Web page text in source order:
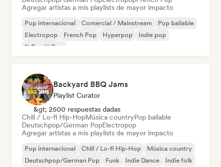
Agregar artistas a mis playlists de mayor impacto
Pop internacional Comercial / Mainstream
Pop bailable
Electropop
French Pop Hyperpop
Indie pop
K-Pop/J-Pop
Backyard BBQ Jams
Playlist Curator
&gt; 2500 respuestas dadas
Chill / Lo-fi Hip-HopMúsica countryPop bailable
Deutschpop/German PopElectropop
Agregar artistas a mis playlists de mayor impacto
Pop internacional Chill / Lo-fi Hip-Hop
Música country
Deutschpop/German Pop
Funk Indie Dance
Indie folk